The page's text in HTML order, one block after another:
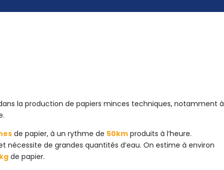
la production de papiers minces techniques, notamment à
de papier, à un rythme de 50km produits à l’heure.
nécessite de grandes quantités d’eau. On estime à environ
de papier.